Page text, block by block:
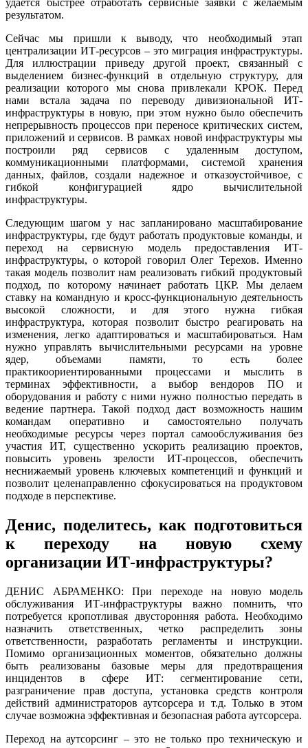
удается быстрее отработать сервисные заявки с желаемым
результатом.
Сейчас мы пришли к выводу, что необходимый этап
централизации ИТ-ресурсов – это миграция инфраструктуры.
Для иллюстрации приведу другой проект, связанный с
выделением бизнес-функций в отдельную структуру, для
реализации которого мы снова привлекали КРОК. Перед
нами встала задача по переводу дивизиональной ИТ-
инфраструктуры в новую, при этом нужно было обеспечить
непрерывность процессов при переносе критических систем,
приложений и сервисов. В рамках новой инфраструктуры мы
построили ряд сервисов с удаленным доступом,
коммуникационными платформами, системой хранения
данных, файлов, создали надежное и отказоустойчивое, с
гибкой конфигурацией ядро вычислительной
инфраструктуры.
Следующим шагом у нас запланировано масштабирование
инфраструктуры, где будут работать продуктовые команды, и
переход на сервисную модель предоставления ИТ-
инфраструктуры, о которой говорил Олег Терехов. Именно
такая модель позволит нам реализовать гибкий продуктовый
подход, по которому начинает работать ЦКР. Мы делаем
ставку на командную и кросс-функциональную деятельность
высокой сложности, и для этого нужна гибкая
инфраструктура, которая позволит быстро реагировать на
изменения, легко адаптироваться и масштабироваться. Нам
нужно управлять вычислительными ресурсами на уровне
ядер, объемами памяти, то есть более
практикоориентированными процессами и мыслить в
терминах эффективности, а выбор вендоров ПО и
оборудования и работу с ними нужно полностью передать в
ведение партнера. Такой подход даст возможность нашим
командам оперативно и самостоятельно получать
необходимые ресурсы через портал самообслуживания без
участия ИТ, существенно ускорить реализацию проектов,
повысить уровень зрелости ИТ-процессов, обеспечить
неснижаемый уровень ключевых компетенций и функций и
позволит целенаправленно сфокусироваться на продуктовом
подходе в перспективе.
Денис, поделитесь, как подготовиться
к переходу на новую схему
организации ИТ-инфраструктуры?
ДЕНИС АБРАМЕНКО: При переходе на новую модель
обслуживания ИТ-инфраструктуры важно помнить, что
потребуется кропотливая двусторонняя работа. Необходимо
назначить ответственных, четко распределить зоны
ответственности, разработать регламенты и инструкции.
Помимо организационных моментов, обязательно должны
быть реализованы базовые меры для предотвращения
инцидентов в сфере ИТ: сегментирование сети,
разграничение прав доступа, установка средств контроля
действий администраторов аутсорсера и т.д. Только в этом
случае возможна эффективная и безопасная работа аутсорсера.
Переход на аутсорсинг – это не только про техническую и